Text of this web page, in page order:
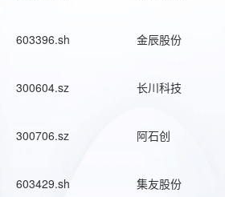
603396.sh 金辰股份
300604.sz 长川科技
300706.sz 阿石创
603429.sh 集友股份